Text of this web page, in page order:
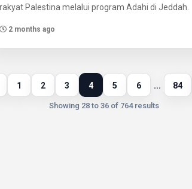
rakyat Palestina melalui program Adahi di Jeddah.
2 months ago
1 2 3 4 5 6 ... 84
Showing 28 to 36 of 764 results